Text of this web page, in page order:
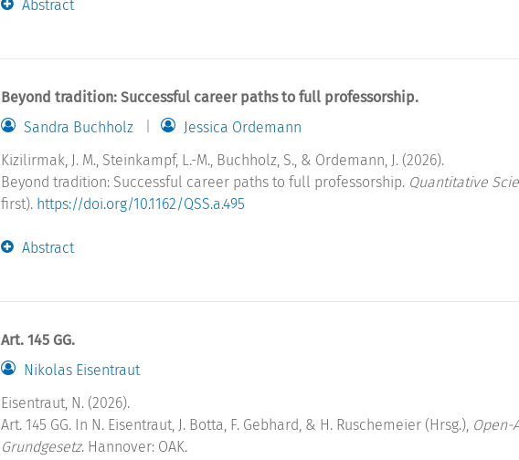
Abstract
Beyond tradition: Successful career paths to full professorship.
Sandra Buchholz
Jessica Ordemann
Kizilirmak, J. M., Steinkampf, L.-M., Buchholz, S., & Ordemann, J. (2026).
Beyond tradition: Successful career paths to full professorship. Quantitative
first). https://doi.org/10.1162/QSS.a.495
Abstract
Art. 145 GG.
Nikolas Eisentraut
Eisentraut, N. (2026).
Art. 145 GG. In N. Eisentraut, J. Botta, F. Gebhard, & H. Ruschemeier (Hrsg.), Open-
Grundgesetz. Hannover: OAK.